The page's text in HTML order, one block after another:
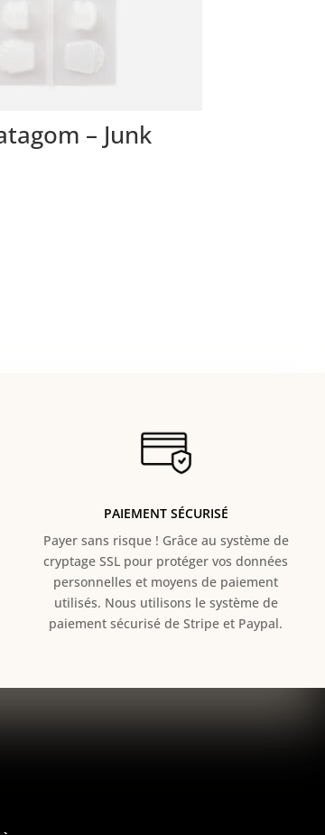
– Junk
PAIEMENT SÉCURISÉ
Payer sans risque ! Grâce au système de
cryptage SSL pour protéger vos données
personnelles et moyens de paiement
utilisés. Nous utilisons le système de
paiement sécurisé de Stripe et Paypal.